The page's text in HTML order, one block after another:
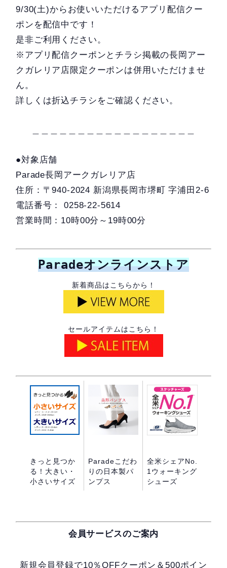
9/30(土)からお使いいただけるアプリ配信クー
ポンを配信中です！
是非ご利用ください。
※アプリ配信クーポンとチラシ掲載の長岡アー
クガレリア店限定クーポンは併用いただけませ
ん。
詳しくは折込チラシをご確認ください。
●対象店舗
Parade長岡アークガレリア店
住所：〒940-2024 新潟県長岡市堺町 字浦田2-6
電話番号： 0258-22-5614
営業時間：10時00分～19時00分
Paradeオンラインストア
きっと見つか
る！大きい・
小さいサイズ
Paradeこだわ
りの日本製パ
ンプス
全米シェアNo.
1ウォーキング
シューズ
会員サービスのご案内
新規会員登録で10％OFFクーポン＆500ポイン